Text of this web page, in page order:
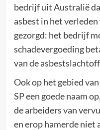
bedrijf uit Australië
asbest in het
gezorgd: het bedrijf
schadevergoeding
van de
Ook op het gebied
SP een goede naam
de arbeiders van
en erop hamerde niet